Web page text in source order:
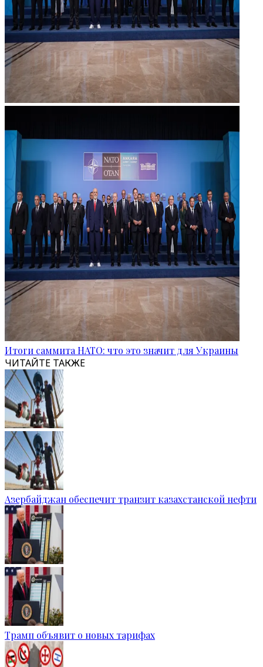
Итоги саммита НАТО: что это значит для Украины
ЧИТАЙТЕ ТАКЖЕ
Азербайджан обеспечит транзит казахстанской нефти
Трамп объявит о новых тарифах